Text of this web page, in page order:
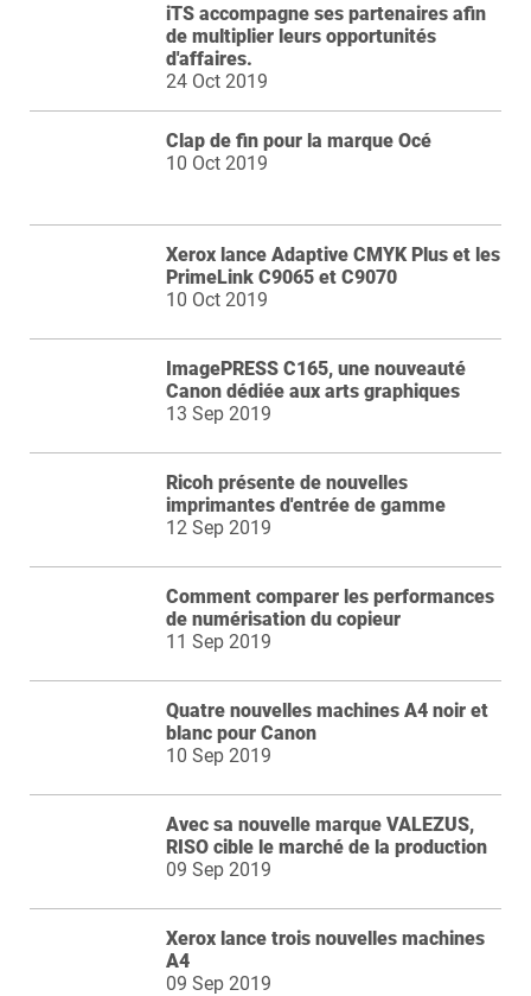
iTS accompagne ses partenaires afin
de multiplier leurs opportunités
d'affaires.
24 Oct 2019
Clap de fin pour la marque Océ
10 Oct 2019
Xerox lance Adaptive CMYK Plus et les
PrimeLink C9065 et C9070
10 Oct 2019
ImagePRESS C165, une nouveauté
Canon dédiée aux arts graphiques
13 Sep 2019
Ricoh présente de nouvelles
imprimantes d'entrée de gamme
12 Sep 2019
Comment comparer les performances
de numérisation du copieur
11 Sep 2019
Quatre nouvelles machines A4 noir et
blanc pour Canon
10 Sep 2019
Avec sa nouvelle marque VALEZUS,
RISO cible le marché de la production
09 Sep 2019
Xerox lance trois nouvelles machines
A4
09 Sep 2019